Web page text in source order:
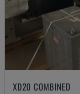
XD20 COMBINED